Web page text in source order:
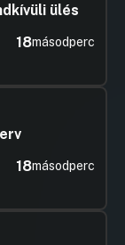
ülés
18másodperc
18másodperc